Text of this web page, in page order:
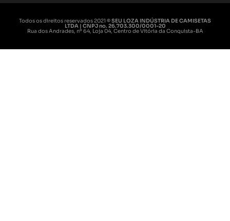
Todos os direitos reservados 2021 © SEU LOZA INDÚSTRIA DE CAMISETAS
LTDA | CNPJ no. 26.703.300/0001-20
Rua dos Andrades, nº 64, Loja 04, Centro de Vitória da Conquista-BA